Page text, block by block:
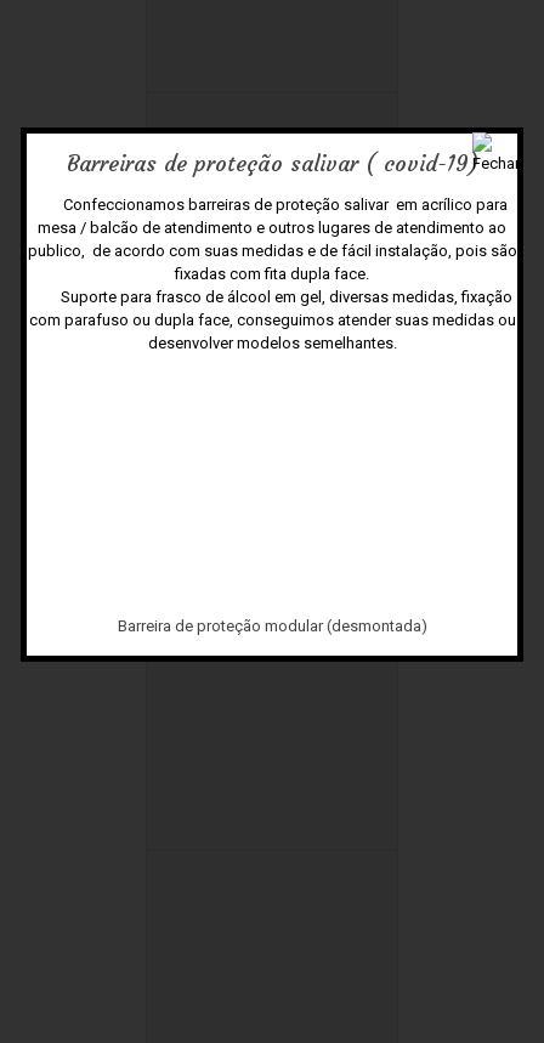
Barreiras de proteção salivar ( covid-19)
Confeccionamos barreiras de proteção salivar em acrílico para
mesa / balcão de atendimento e outros lugares de atendimento ao
publico, de acordo com suas medidas e de fácil instalação, pois são
fixadas com fita dupla face.
Suporte para frasco de álcool em gel, diversas medidas, fixação
com parafuso ou dupla face, conseguimos atender suas medidas ou
desenvolver modelos semelhantes.
Barreira de proteção modular (desmontada)